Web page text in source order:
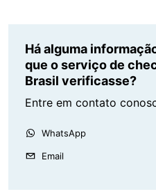
Há alguma
que o serviço de
Brasil verificasse?
Entre em contato
WhatsApp
Email